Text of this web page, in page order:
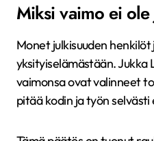
Miksi vaimo ei
Monet julkisuuden
yksityiselämästään. Jukka
vaimonsa ovat valinneet
pitää kodin ja työn selvästi